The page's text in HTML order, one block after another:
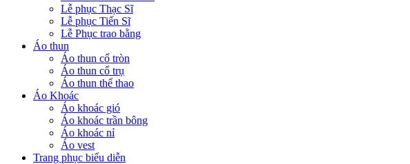
Lễ phục Thạc Sĩ
Lễ phục Tiến Sĩ
Lễ Phục trao bằng
Áo thun
Áo thun cổ tròn
Áo thun cổ trụ
Áo thun thể thao
Áo Khoác
Áo khoác gió
Áo khoác trần bông
Áo khoác nỉ
Áo vest
Trang phục biểu diễn